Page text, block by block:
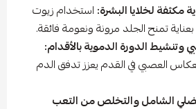
لخلايا البشرة: استخدام زيوت
تمنح الجلد مرونة ونعومة فائقة.
وتنشيط الدورة الدموية بالأقدام:
العصبي في القدم يعزز تدفق الدم
الشامل والتخلص من التعب